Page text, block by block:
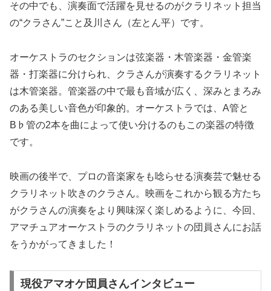
その中でも、演奏面で活躍を見せるのがクラリネット担当
の“クラさん”こと及川さん（左とん平）です。
オーケストラのセクションは弦楽器・木管楽器・金管楽
器・打楽器に分けられ、クラさんが演奏するクラリネット
は木管楽器。管楽器の中で最も音域が広く、深みとまろみ
のある美しい音色が印象的。オーケストラでは、A管と
B♭管の2本を曲によって使い分けるのもこの楽器の特徴
です。
映画の後半で、プロの音楽家をも唸らせる演奏芸で魅せる
クラリネット吹きのクラさん。映画をこれから観る方たち
がクラさんの演奏をより興味深く楽しめるように、今回、
アマチュアオーケストラのクラリネットの団員さんにお話
をうかがってきました！
現役アマオケ団員さんインタビュー